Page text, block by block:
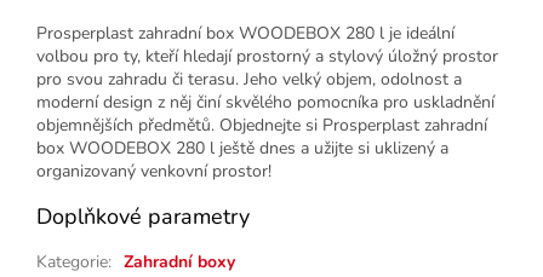
Prosperplast zahradní box WOODEBOX 280 l je ideální
volbou pro ty, kteří hledají prostorný a stylový úložný prostor
pro svou zahradu či terasu. Jeho velký objem, odolnost a
moderní design z něj činí skvělého pomocníka pro uskladnění
objemnějších předmětů. Objednejte si Prosperplast zahradní
box WOODEBOX 280 l ještě dnes a užijte si uklizený a
organizovaný venkovní prostor!
Doplňkové parametry
Kategorie: Zahradní boxy